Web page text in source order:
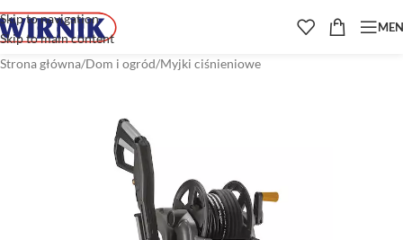
Skip to navigation
Skip to main content
Strona główna/Dom i ogród/Myjki ciśnieniowe